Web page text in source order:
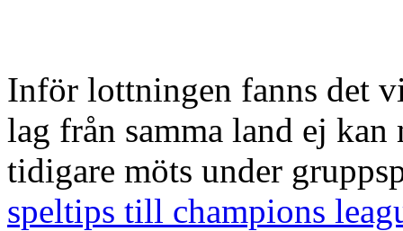
Inför lottningen fanns det
lag från samma land ej
tidigare möts under
speltips till champions